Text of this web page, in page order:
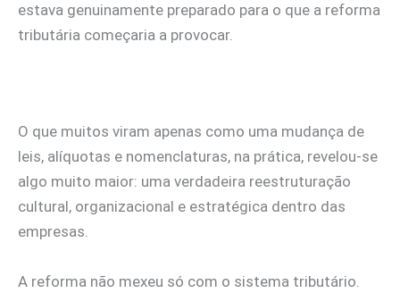
estava genuinamente preparado para o que a reforma
tributária começaria a provocar.
O que muitos viram apenas como uma mudança de
leis, alíquotas e nomenclaturas, na prática, revelou-se
algo muito maior: uma verdadeira reestruturação
cultural, organizacional e estratégica dentro das
empresas.
A reforma não mexeu só com o sistema tributário.